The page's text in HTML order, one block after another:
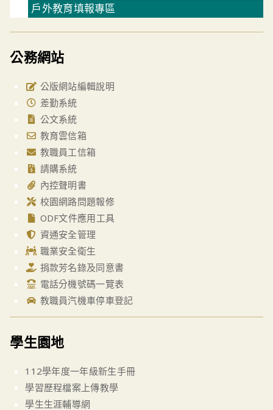
戶外教育填報專區
公務網站
公版網站編輯說明
差勤系統
公文系統
教育雲信箱
教職員工信箱
請購系統
內控聲明書
校園網路問題報修
ODF文件應用工具
資通安全管理
職業安全衛生
捐款芳名錄及同意書
電話分機號碼一覽表
教職員汽機車停車登記
學生園地
112學年度一年級新生手冊
學習歷程檔案上傳教學
學生生涯輔導網